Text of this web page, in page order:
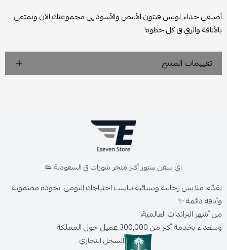
أضيفي حذاء لويس فيتون الأبيض والأسود إلى مجموعتك الآن وتمتعي
بالأناقة والرقي في كل خطوة!
تقييمات المنتج
اي سفن ستور أكبر متجر شوزات في السعودية 👟
يقدّم ملابس رجالية ونسائية تناسب احتياجك اليومي، بجودة مضمونة
وأناقة دائمة ✨
من أشهر البراندات العالمية،
وسعداء بخدمة أكثر من 300,000 عميل حول المملكة.
السجل التجاري